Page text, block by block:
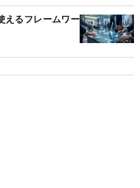
えるフレームワー